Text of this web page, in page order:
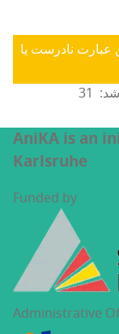
نادرست یا
AniKA is an
Karlsruhe
Funded by
Administrative